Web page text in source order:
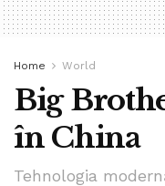
dorești să ajungi.
Mi-a răspuns ceva, dar
din speakere, care
orice alt sunet în gară.
întrerupt, unele cuvinte
Home World
Big
în China
Tehnologia